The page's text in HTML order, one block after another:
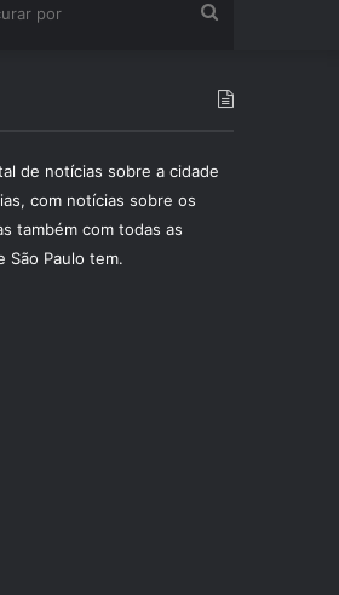
por
de notícias sobre a cidade
com notícias sobre os
também com todas as
São Paulo tem.